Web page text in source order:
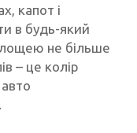
капот і
в будь-який
не більше
– це колір